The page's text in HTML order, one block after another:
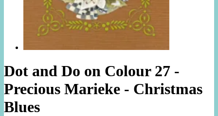
Dot and Do on Colour 27 -
Precious Marieke - Christmas
Blues